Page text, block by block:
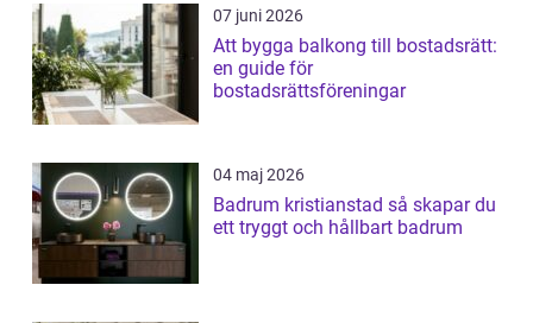
07 juni 2026
Att bygga balkong till bostadsrätt:
en guide för
bostadsrättsföreningar
04 maj 2026
Badrum kristianstad så skapar du
ett tryggt och hållbart badrum